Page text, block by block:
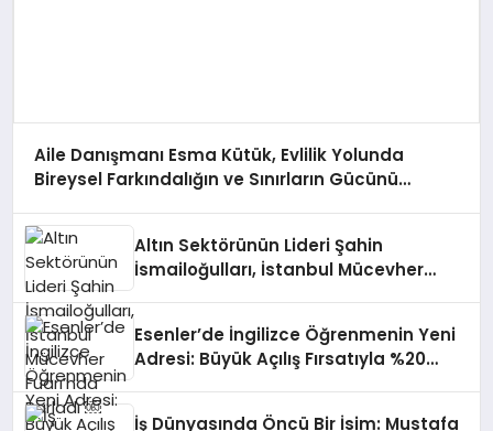
Aile Danışmanı Esma Kütük, Evlilik Yolunda
Bireysel Farkındalığın ve Sınırların Gücünü
Altın Sektörünün Lideri Şahin
İsmailoğulları, İstanbul Mücevher
Esenler’de İngilizce Öğrenmenin Yeni
Adresi: Büyük Açılış Fırsatıyla %20
İş Dünyasında Öncü Bir İsim: Mustafa